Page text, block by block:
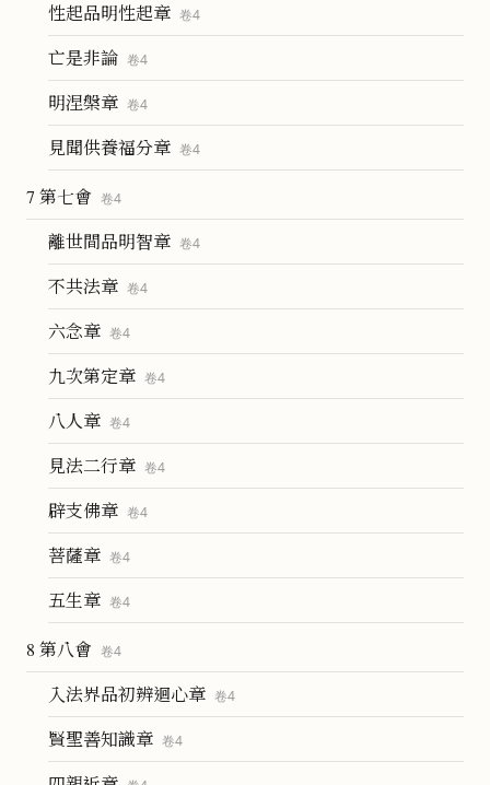
性起品明性起章 卷4
亡是非論 卷4
明涅槃章 卷4
見聞供養福分章 卷4
7 第七會 卷4
離世間品明智章 卷4
不共法章 卷4
六念章 卷4
九次第定章 卷4
八人章 卷4
見法二行章 卷4
辟支佛章 卷4
菩薩章 卷4
五生章 卷4
8 第八會 卷4
入法界品初辨迴心章 卷4
賢聖善知識章 卷4